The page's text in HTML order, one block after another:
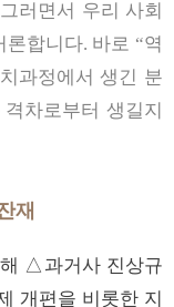
러면서 우리 사회
합니다. 바로 “역
과정에서 생긴 분
차로부터 생길지
재
△과거사 진상규
개편을 비롯한 지